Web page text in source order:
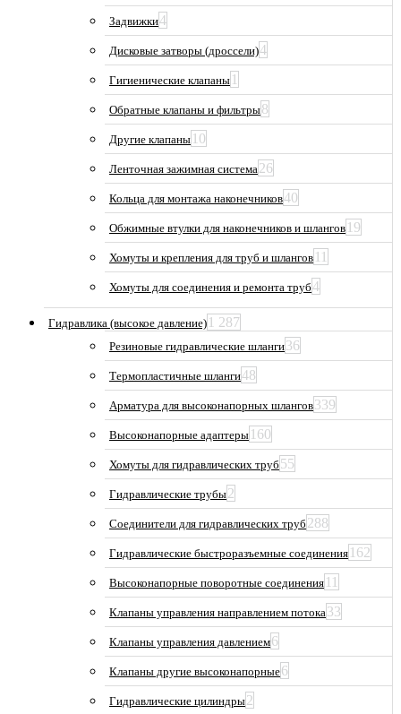
Задвижки4
Дисковые затворы (дроссели)4
Гигиенические клапаны 1
Обратные клапаны и фильтры8
Другие клапаны 10
Ленточная зажимная система26
Кольца для монтажа наконечников40
Обжимные втулки для наконечников и шлангов 19
Хомуты и крепления для труб и шлангов 11
Хомуты для соединения и ремонта труб4
Гидравлика (высокое давление) 1 287
Резиновые гидравлические шланги36
Термопластичные шланги48
Арматура для высоконапорных шлангов339
Высоконапорные адаптеры 160
Хомуты для гидравлических труб 55
Гидравлические трубы2
Соединители для гидравлических труб 288
Гидравлические быстроразъемные соединения 162
Высоконапорные поворотные соединения 11
Клапаны управления направлением потока33
Клапаны управления давлением6
Клапаны другие высоконапорные6
Гидравлические цилиндры2